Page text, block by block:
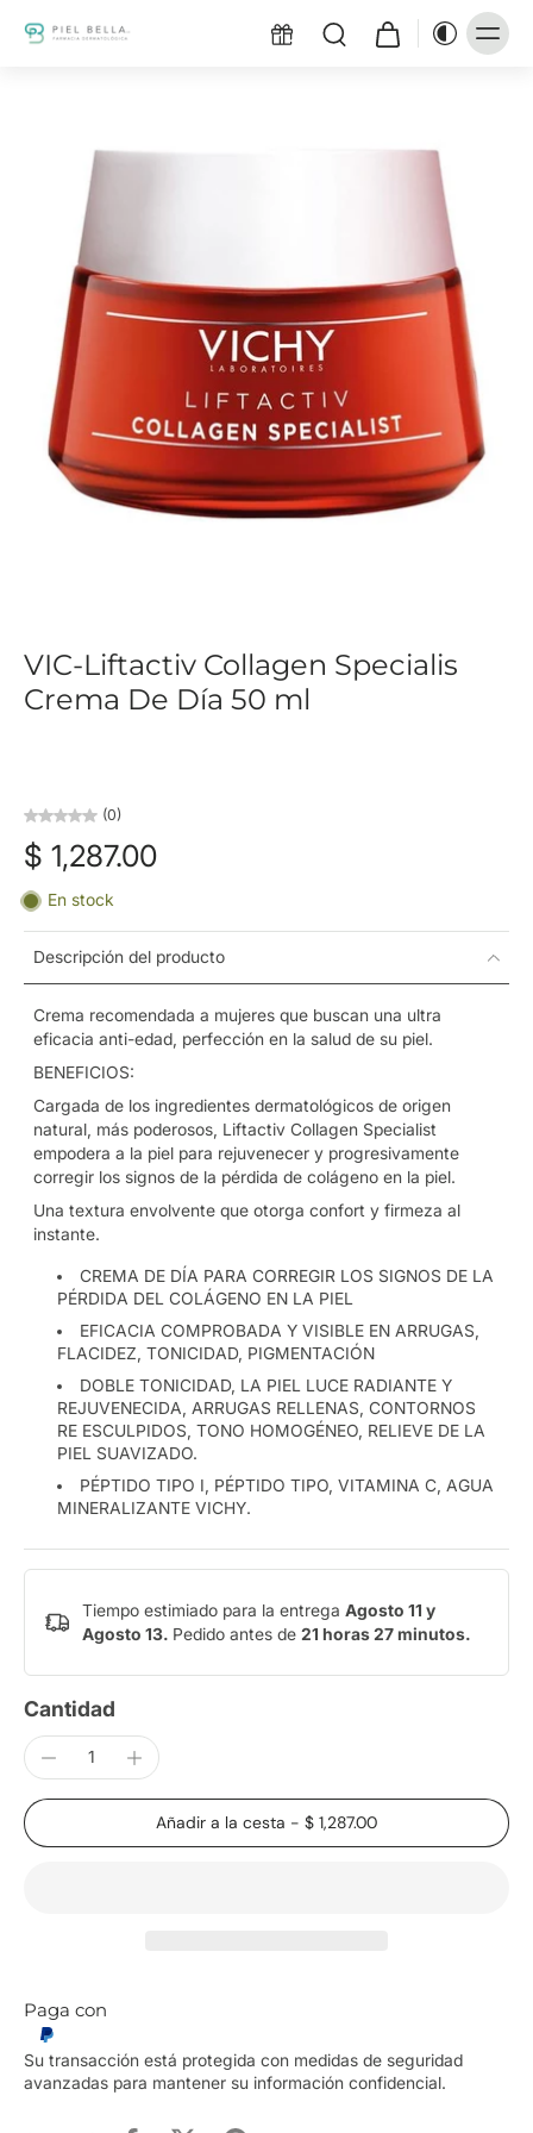
VIC-Liftactiv Collagen Specialis
Crema De Día 50 ml
(0)
$ 1,287.00
En stock
Descripción del producto
Crema recomendada a mujeres que buscan una ultra
eficacia anti-edad, perfección en la salud de su piel.
BENEFICIOS:
Cargada de los ingredientes dermatológicos de origen
natural, más poderosos, Liftactiv Collagen Specialist
empodera a la piel para rejuvenecer y progresivamente
corregir los signos de la pérdida de colágeno en la piel.
Una textura envolvente que otorga confort y firmeza al
instante.
CREMA DE DÍA PARA CORREGIR LOS SIGNOS DE LA
PÉRDIDA DEL COLÁGENO EN LA PIEL
EFICACIA COMPROBADA Y VISIBLE EN ARRUGAS,
FLACIDEZ, TONICIDAD, PIGMENTACIÓN
DOBLE TONICIDAD, LA PIEL LUCE RADIANTE Y
REJUVENECIDA, ARRUGAS RELLENAS, CONTORNOS
RE ESCULPIDOS, TONO HOMOGÉNEO, RELIEVE DE LA
PIEL SUAVIZADO.
PÉPTIDO TIPO I, PÉPTIDO TIPO, VITAMINA C, AGUA
MINERALIZANTE VICHY.
Tiempo estimiado para la entrega Agosto 11 y
Agosto 13. Pedido antes de 21 horas 27 minutos.
Cantidad
Añadir a la cesta - $ 1,287.00
Paga con
Su transacción está protegida con medidas de seguridad
avanzadas para mantener su información confidencial.